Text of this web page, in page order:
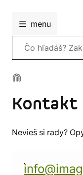
menu
Vyhľadávanie
Kontakt
Nevieš si rady?